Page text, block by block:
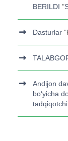
BERILDI "
Dasturlar "
Andijon
bo‘yicha